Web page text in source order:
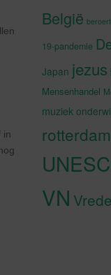
in
België
19-pandemie
Japan jezus
Mensenhandel
muziek
rotterdam
VN Vrede